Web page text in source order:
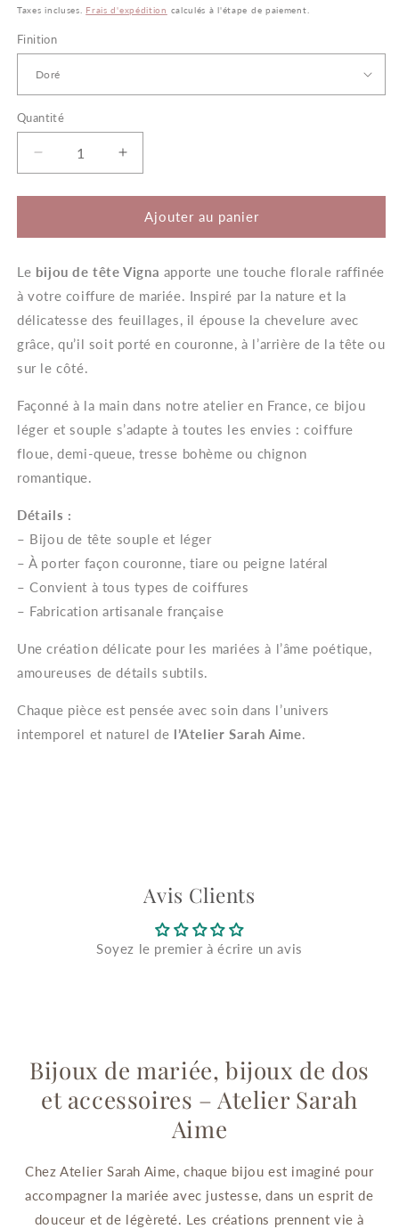
habituel
Taxes incluses. Frais d'expédition calculés à l'étape de paiement.
Finition
Quantité
Quantité
Réduire
la
quantité
Vigna
Vigne
de
Mariage
Augmenter
la
quantité
Vigna
Vigne
de
Mariage
Ajouter au panier
Le bijou de tête Vigna apporte une touche florale raffinée
à votre coiffure de mariée. Inspiré par la nature et la
délicatesse des feuillages, il épouse la chevelure avec
grâce, qu’il soit porté en couronne, à l’arrière de la tête ou
sur le côté.
Façonné à la main dans notre atelier en France, ce bijou
léger et souple s’adapte à toutes les envies : coiffure
floue, demi-queue, tresse bohème ou chignon
romantique.
Détails :
– Bijou de tête souple et léger
– À porter façon couronne, tiare ou peigne latéral
– Convient à tous types de coiffures
– Fabrication artisanale française
Une création délicate pour les mariées à l’âme poétique,
amoureuses de détails subtils.
Chaque pièce est pensée avec soin dans l’univers
intemporel et naturel de l’Atelier Sarah Aime.
Avis Clients
Soyez le premier à écrire un avis
Bijoux de mariée, bijoux de dos
et accessoires – Atelier Sarah
Aime
Chez Atelier Sarah Aime, chaque bijou est imaginé pour
accompagner la mariée avec justesse, dans un esprit de
douceur et de légèreté. Les créations prennent vie à